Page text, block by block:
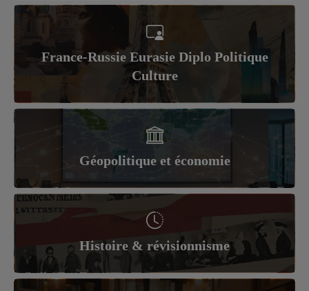
France-Russie Eurasie Diplo Politique
Culture
Géopolitique et économie
Histoire & révisionnisme